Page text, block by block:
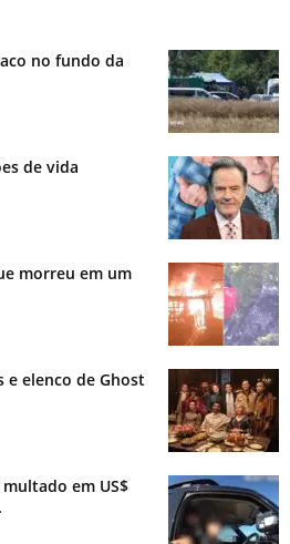
no fundo da
de vida
morreu em um
elenco de Ghost
em US$